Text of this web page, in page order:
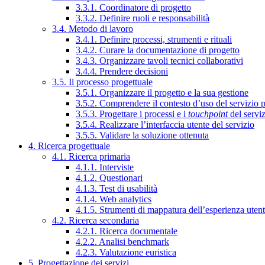
3.3.1. Coordinatore di progetto
3.3.2. Definire ruoli e responsabilità
3.4. Metodo di lavoro
3.4.1. Definire processi, strumenti e rituali
3.4.2. Curare la documentazione di progetto
3.4.3. Organizzare tavoli tecnici collaborativi
3.4.4. Prendere decisioni
3.5. Il processo progettuale
3.5.1. Organizzare il progetto e la sua gestione
3.5.2. Comprendere il contesto d’uso del servizio
3.5.3. Progettare i processi e i touchpointdel
3.5.4. Realizzare l’interfaccia utente del servizio
3.5.5. Validare la soluzione ottenuta
4. Ricerca progettuale
4.1. Ricerca primaria
4.1.1. Interviste
4.1.2. Questionari
4.1.3. Test di usabilità
4.1.4. Web analytics
4.1.5. Strumenti di mappatura dell’esperienza
4.2. Ricerca secondaria
4.2.1. Ricerca documentale
4.2.2. Analisi benchmark
4.2.3. Valutazione euristica
5. Progettazione dei servizi